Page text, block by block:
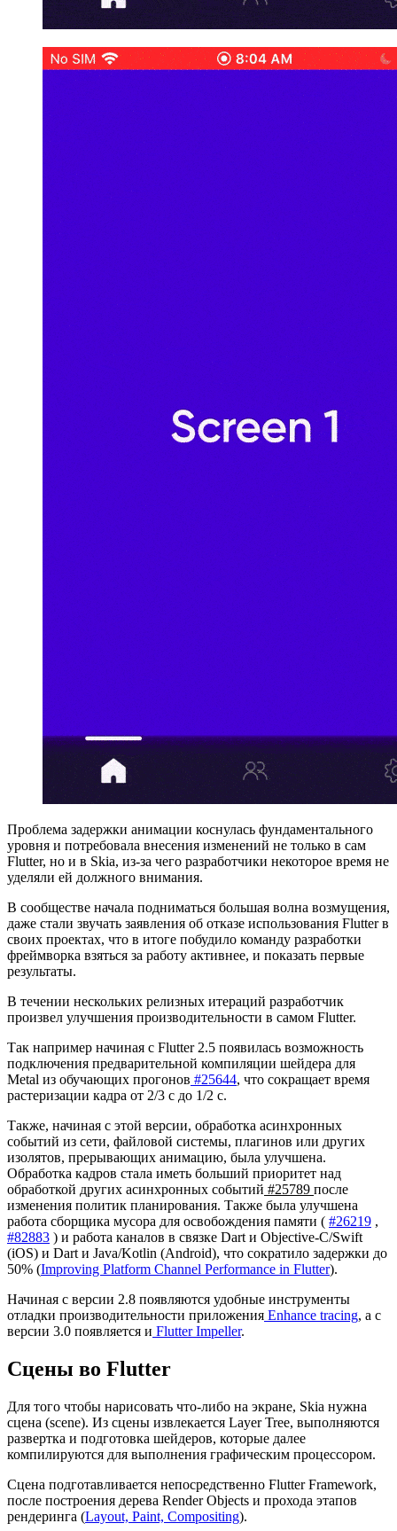
Проблема задержки анимации коснулась фундаментального
уровня и потребовала внесения изменений не только в сам
Flutter, но и в Skia, из-за чего разработчики некоторое время не
уделяли ей должного внимания.
В сообществе начала подниматься большая волна возмущения,
даже стали звучать заявления об отказе использования Flutter в
своих проектах, что в итоге побудило команду разработки
фреймворка взяться за работу активнее, и показать первые
результаты.
В течении нескольких релизных итераций разработчик
произвел улучшения производительности в самом Flutter.
Так например начиная с Flutter 2.5 появилась возможность
подключения предварительной компиляции шейдера для
Metal из обучающих прогонов #25644, что сокращает время
растеризации кадра от 2/3 с до 1/2 с.
Также, начиная с этой версии, обработка асинхронных
событий из сети, файловой системы, плагинов или других
изолятов, прерывающих анимацию, была улучшена.
Обработка кадров стала иметь больший приоритет над
обработкой других асинхронных событий #25789 после
изменения политик планирования. Также была улучшена
работа сборщика мусора для освобождения памяти ( #26219 ,
#82883 ) и работа каналов в связке Dart и Objective-C/Swift
(iOS) и Dart и Java/Kotlin (Android), что сократило задержки до
50% (Improving Platform Channel Performance in Flutter).
Начиная с версии 2.8 появляются удобные инструменты
отладки производительности приложения Enhance tracing, а с
версии 3.0 появляется и Flutter Impeller.
Сцены во Flutter
Для того чтобы нарисовать что-либо на экране, Skia нужна
сцена (scene). Из сцены извлекается Layer Tree, выполняются
развертка и подготовка шейдеров, которые далее
компилируются для выполнения графическим процессором.
Сцена подготавливается непосредственно Flutter Framework,
после построения дерева Render Objects и прохода этапов
рендеринга (Layout, Paint, Compositing).